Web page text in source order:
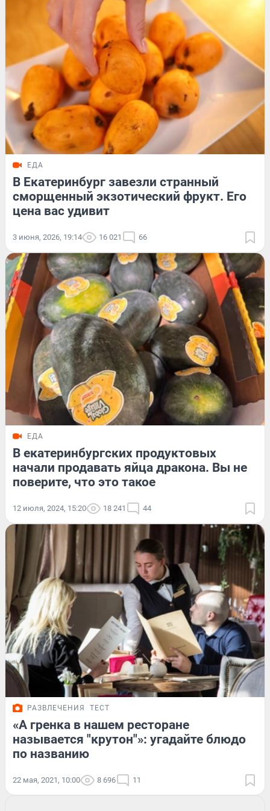
ЕДА
В Екатеринбург завезли странный
сморщенный экзотический фрукт. Его
цена вас удивит
3 июня, 2026, 19:14 16 021 66
ЕДА
В екатеринбургских продуктовых
начали продавать яйца дракона. Вы не
поверите, что это такое
12 июля, 2024, 15:20 18 241 44
РАЗВЛЕЧЕНИЯ ТЕСТ
«А гренка в нашем ресторане
называется "крутон"»: угадайте блюдо
по названию
22 мая, 2021, 10:00 8 696 11